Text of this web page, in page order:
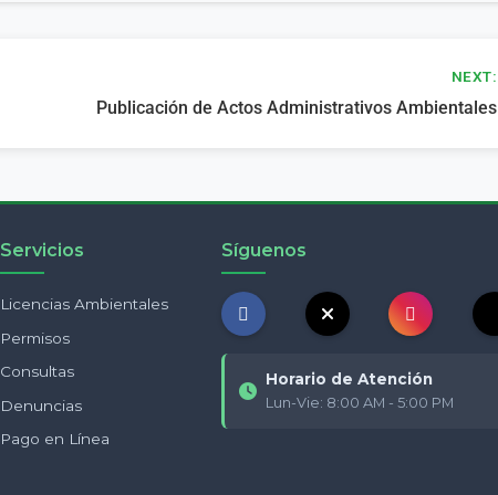
NEXT:
Publicación de Actos Administrativos Ambientales
Servicios
Licencias Ambientales
Permisos
Consultas
Denuncias
Pago en Línea
Síguenos
Horario de Atención
Lun-Vie: 8:00 AM - 5:00 PM